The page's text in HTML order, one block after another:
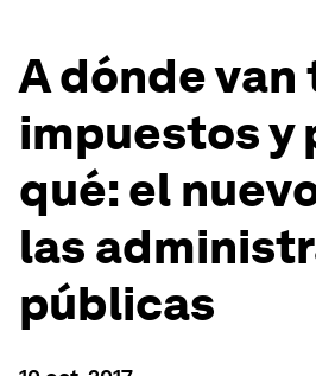
A dónde van
impuestos y
qué: el
las
públicas